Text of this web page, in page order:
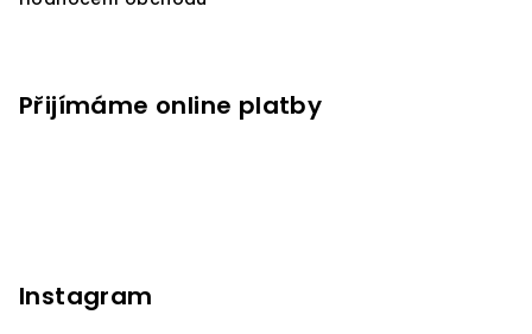
Přijímáme online platby
Instagram